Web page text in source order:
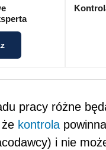
pracy różne
kontrola
i nie